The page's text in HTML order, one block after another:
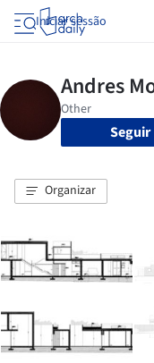
Iniciar sessão
Seguir
Organizar